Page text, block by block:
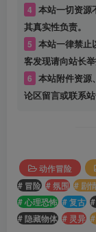
4 本站一切资源
其真实性负责。
5 本站一律禁止
客发现请向站长举
6 本站附件资源
论区留言或联系站
动作冒险
# 冒险 # 氛围 # 剧
# 心理恐怖 # 复古
# 隐藏物体 # 灵异